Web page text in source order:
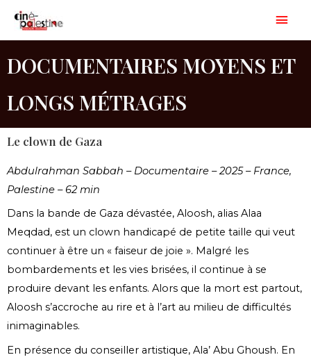
Aller
DOCUMENTAIRES MOYENS ET
LONGS MÉTRAGES
Le clown de Gaza
Abdulrahman Sabbah – Documentaire – 2025 – France,
Palestine – 62 min
Dans la bande de Gaza dévastée, Aloosh, alias Alaa
Meqdad, est un clown handicapé de petite taille qui veut
continuer à être un « faiseur de joie ». Malgré les
bombardements et les vies brisées, il continue à se
produire devant les enfants. Alors que la mort est partout,
Aloosh s’accroche au rire et à l’art au milieu de difficultés
inimaginables.
En présence du conseiller artistique, Ala’ Abu Ghoush. En